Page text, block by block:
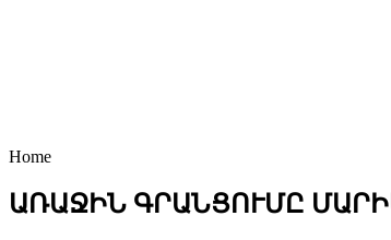
Home
ԱՌԱՋԻՆ ԳՐԱՆՑՈՒՄԸ